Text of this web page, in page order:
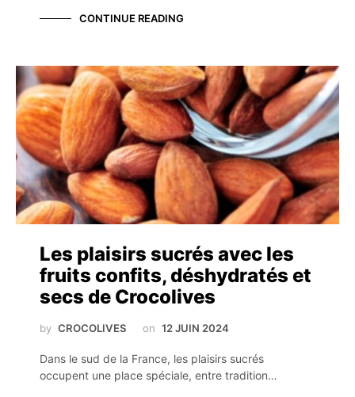
CONTINUE READING
Les plaisirs sucrés avec les
fruits confits, déshydratés et
secs de Crocolives
by CROCOLIVES on 12 JUIN 2024
Dans le sud de la France, les plaisirs sucrés
occupent une place spéciale, entre tradition…